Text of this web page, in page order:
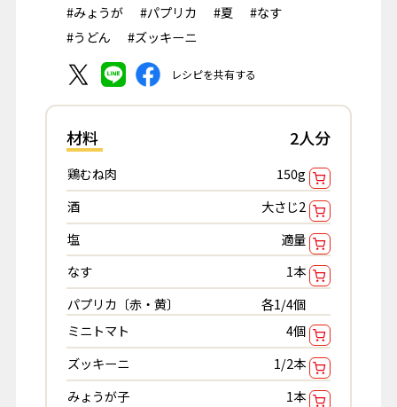
#みょうが
#パプリカ #夏
#なす
#うどん
#ズッキーニ
レシピを共有する
材料 2人分
鶏むね肉
150g
酒
大さじ2
塩
適量
なす
1本
パプリカ〔赤・黄〕
各1/4個
ミニトマト
4個
ズッキーニ
1/2本
みょうが子
1本